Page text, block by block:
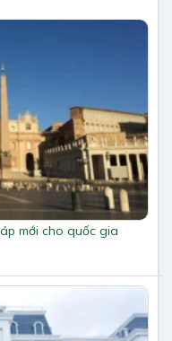
mới cho quốc gia